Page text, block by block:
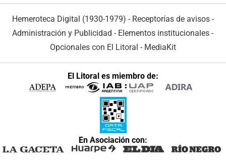
Hemeroteca Digital (1930-1979) - Receptorías de avisos -
Administración y Publicidad - Elementos institucionales -
Opcionales con El Litoral - MediaKit
El Litoral es miembro de:
En Asociación con: